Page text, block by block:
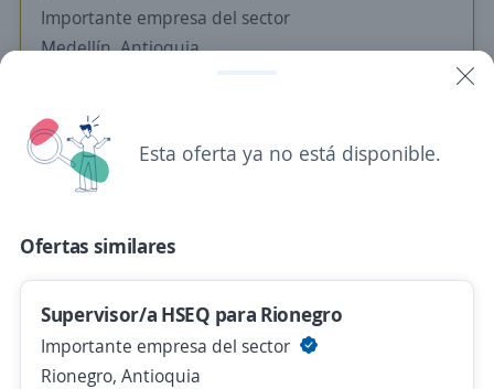
Importante empresa del sector
Medellín, Antioquia
Hace 3 días
$ 1.750.905,00 (Mensual)
Hace 3 días
Esta oferta ya no está disponible.
Ofertas similares
Supervisor/a HSEQ para Rionegro
Importante empresa del sector
Rionegro, Antioquia